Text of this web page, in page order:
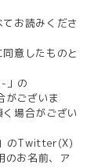
お読みくださ
意したものと
」の
ございま
場合がござい
のTwitter(X)
お名前、ア